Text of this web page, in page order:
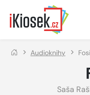
Přejít na hlavní obsah
Audioknihy
Saša